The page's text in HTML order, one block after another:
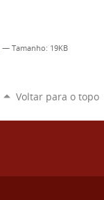
— Tamanho: 19KB
Voltar para o topo